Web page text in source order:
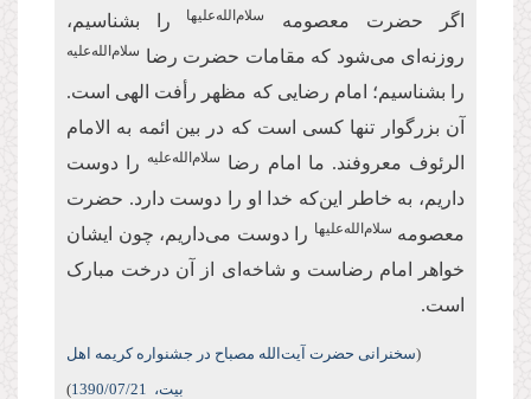
اگر حضرت معصومه سلام‌الله‌علیها را بشناسیم،
روزنه‌ای می‌شود که مقامات حضرت رضا سلام‌الله‌علیه
را بشناسیم؛ امام رضایی که مظهر رأفت الهی است.
آن بزرگوار تنها کسی است که در بین ائمه به الامام
الرئوف معروفند. ما امام رضا سلام‌الله‌علیه را دوست
داریم، به خاطر این‌که خدا او را دوست دارد. حضرت
معصومه سلام‌الله‌علیها را دوست می‌داریم، چون ایشان
خواهر امام رضاست و شاخه‌ای از آن درخت مبارک
است.
(سخنرانی حضرت آیت‌الله مصباح در جشنواره کریمه اهل
بیت،
1390/07/21
)